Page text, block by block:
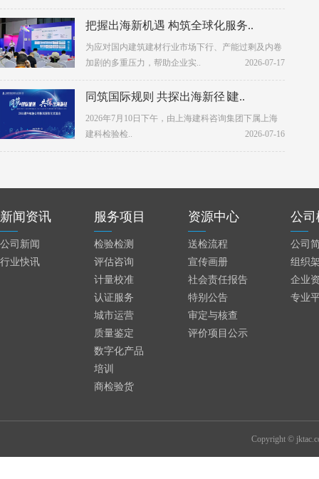
把握出海新机遇 构筑全球化服务..
为应对国内建筑建材行业市场下行、产能过剩及内卷
加剧的多重压力，帮助企业实..
2026-07-17
同筑国际规则 共探出海新径∣建..
2026年7月10日下午，由上海建科咨询集团下属上海
建科检验检..
2026-07-16
新闻资讯
公司新闻
行业快讯
服务项目
检验检测
评估咨询
计量校准
认证服务
城市运营
质量鉴定
数字化产品
培训
商检验货
资源中心
送检流程
宣传画册
社会责任报告
特别公告
审定与核查
评价项目公示
公司
公司
组织
企业
专业
Copyright ©